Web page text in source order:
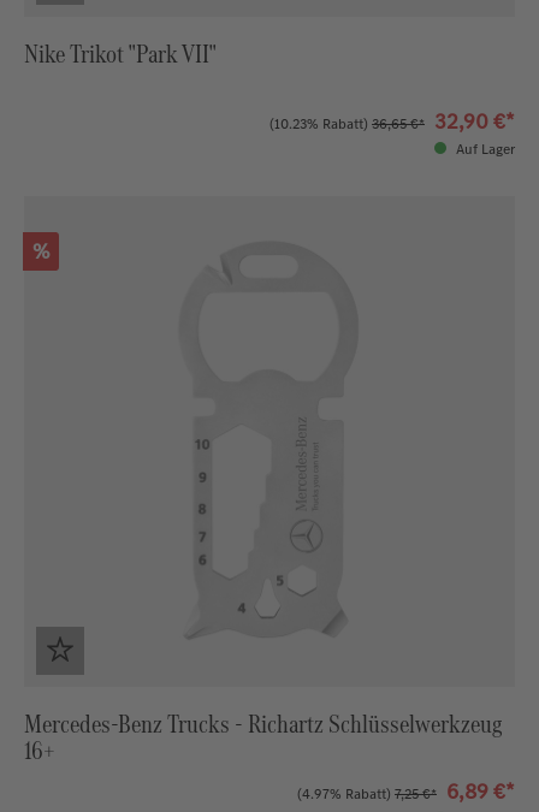
Nike Trikot "Park VII"
(10.23% Rabatt) 36,65 €* 32,90 €*
Auf Lager
Rabatt
%
Mercedes-Benz Trucks - Richartz Schlüsselwerkzeug
16+
(4.97% Rabatt) 7,25 €* 6,89 €*